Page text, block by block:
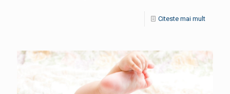
Citeste mai mult